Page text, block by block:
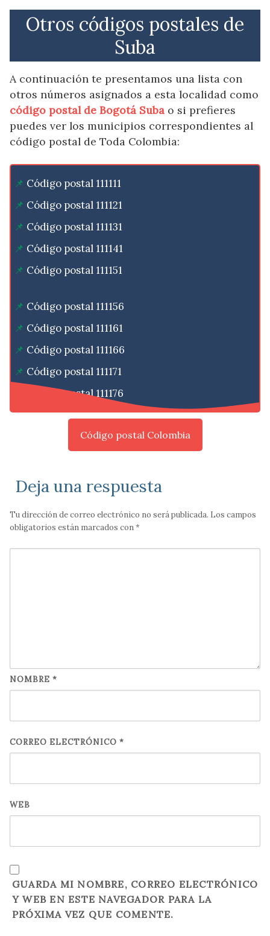
Otros códigos postales de
Suba
A continuación te presentamos una lista con
otros números asignados a esta localidad como
código postal de Bogotá Suba o si prefieres
puedes ver los municipios correspondientes al
código postal de Toda Colombia:
Código postal 111111
Código postal 111121
Código postal 111131
Código postal 111141
Código postal 111151
Código postal 111156
Código postal 111161
Código postal 111166
Código postal 111171
Código postal 111176
Código postal Colombia
Deja una respuesta
Tu dirección de correo electrónico no será publicada. Los campos
obligatorios están marcados con*
NOMBRE *
CORREO ELECTRÓNICO *
WEB
GUARDA MI NOMBRE, CORREO ELECTRÓNICO
Y WEB EN ESTE NAVEGADOR PARA LA
PRÓXIMA VEZ QUE COMENTE.